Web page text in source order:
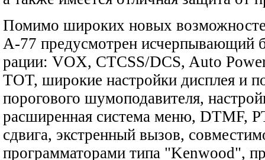
Помимо широких новых
А-77 предусмотрен исчерпывающий
рации: VOX, CTCSS/DCS, Auto
TOT, широкие настройки дисплея и
порогового шумоподавителя,
расширенная система меню, DTMF,
сдвига, экстренный вызов,
программаторами типа "Kenwood",